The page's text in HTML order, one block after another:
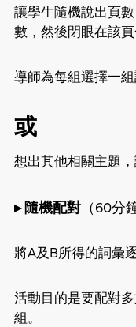
讓學生隨機說出頁
數，然後閉眼在該
導師為每組選擇一組
或
想出其他相關主題，
▸ 隨機配對 （60分
將A及B所得的詞彙
活動目的是要配對
組。